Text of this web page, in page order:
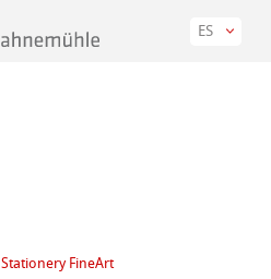
ES
Stationery FineArt